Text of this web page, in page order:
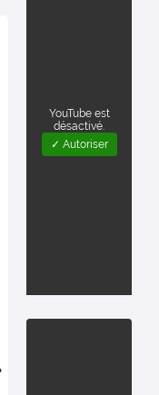
2024 : une
YouTube est
désactivé.
✓ Autoriser